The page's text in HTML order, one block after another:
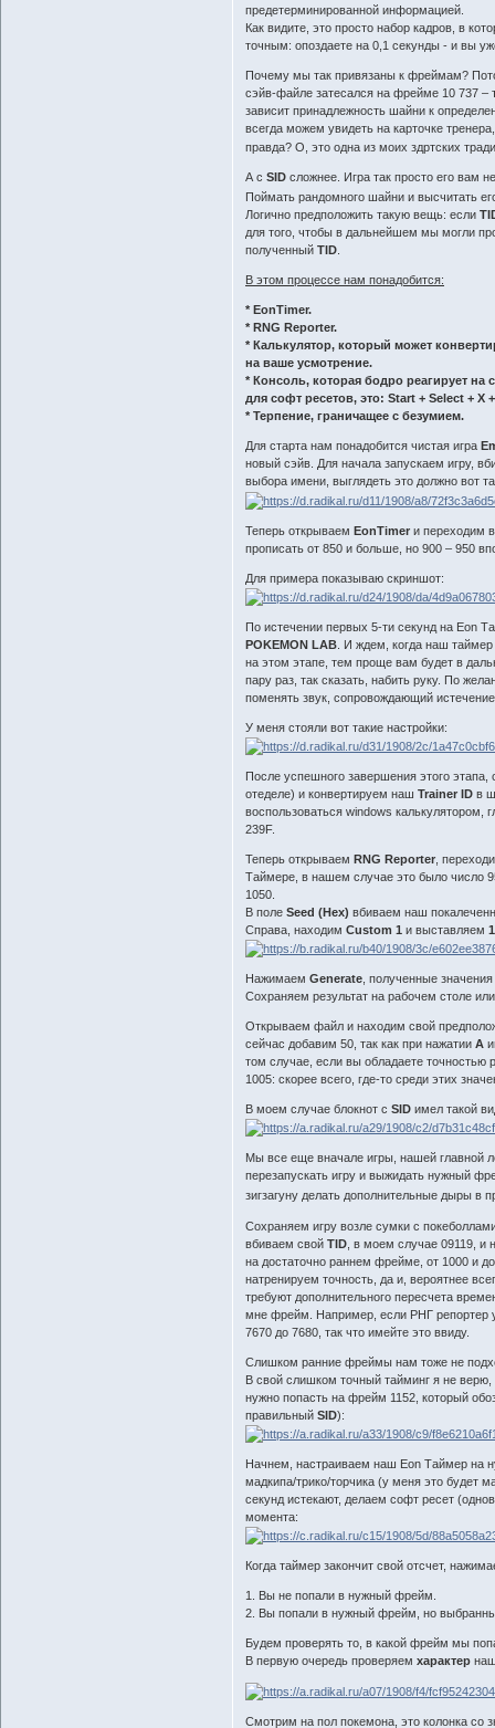
предетерминированной информацией.
Как видите, это просто набор кадров, в
точным: опоздаете на 0,1 секунды - и вы
Почему мы так привязаны к фреймам?
сэйв-файле затесался на фрейме 10 737 –
зависит принадлежность шайни к
всегда можем увидеть на карточке
правда? О, это одна из моих здртских
А сSID сложнее. Игра так просто его вам
Поймать рандомного шайни и высчитать
Логично предположить такую вещь: если
для того, чтобы в дальнейшем мы могли
полученныйTID.
В этом процессе нам понадобится:
* EonTimer.
* RNG Reporter.
* Калькулятор, который может
на ваше усмотрение.
* Консоль, которая бодро реагирует
для софт ресетов, это: Start + Select +
* Терпение, граничащее с безумием.
Для старта нам понадобится чистая игра
новый сэйв. Для начала запускаем игру,
выбора имени, выглядеть это должно вот
Теперь открываемEonTimer и переходим
прописать от 850 и больше, но 900 – 950
Для примера показываю скриншот:
По истечении первых 5-ти секунд на
POKEMON LAB . И ждем, когда наш
на этом этапе, тем проще вам будет в
пару раз, так сказать, набить руку. По
поменять звук, сопровождающий
У меня стояли вот такие настройки:
После успешного завершения этого этапа,
отеделе) и конвертируем нашTrainer ID в
воспользоваться windows калькулятором,
239F.
Теперь открываемRNG Reporter ,
Таймере, в нашем случае это было число
1050.
В полеSeed (Hex) вбиваем наш
Справа, находимCustom 1 и выставляем
НажимаемGenerate , полученные
Сохраняем результат на рабочем столе
Открываем файл и находим свой
сейчас добавим 50, так как при нажатииА
том случае, если вы обладаете точностью
1005: скорее всего, где-то среди этих
В моем случае блокнот сSID имел такой
Мы все еще вначале игры, нашей главной
перезапускать игру и выжидать нужный
зигзагуну делать дополнительные дыры в
Сохраняем игру возле сумки с
вбиваем свойTID , в моем случае 09119,
на достаточно раннем фрейме, от 1000 и
натренируем точность, да и, вероятнее
требуют дополнительного пересчета
мне фрейм. Например, если РНГ репортер
7670 до 7680, так что имейте это ввиду.
Слишком ранние фреймы нам тоже не
В свой слишком точный тайминг я не
нужно попасть на фрейм 1152, который
правильныйSID):
Начнем, настраиваем наш Eon Таймер на
мадкипа/трико/торчика (у меня это будет
секунд истекают, делаем софт ресет
момента:
Когда таймер закончит свой отсчет,
1. Вы не попали в нужный фрейм.
2. Вы попали в нужный фрейм, но
Будем проверять то, в какой фрейм мы
В первую очередь проверяемхарактер
Смотрим на пол покемона, это колонка со